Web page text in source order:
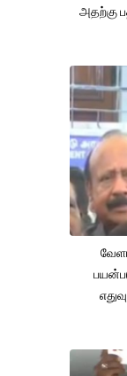
அதற்கு